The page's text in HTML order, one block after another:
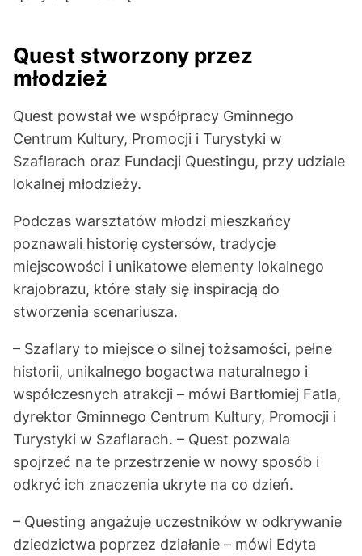
Quest stworzony przez
młodzież
Quest powstał we współpracy Gminnego
Centrum Kultury, Promocji i Turystyki w
Szaflarach oraz Fundacji Questingu, przy udziale
lokalnej młodzieży.
Podczas warsztatów młodzi mieszkańcy
poznawali historię cystersów, tradycje
miejscowości i unikatowe elementy lokalnego
krajobrazu, które stały się inspiracją do
stworzenia scenariusza.
– Szaflary to miejsce o silnej tożsamości, pełne
historii, unikalnego bogactwa naturalnego i
współczesnych atrakcji – mówi Bartłomiej Fatla,
dyrektor Gminnego Centrum Kultury, Promocji i
Turystyki w Szaflarach. – Quest pozwala
spojrzeć na te przestrzenie w nowy sposób i
odkryć ich znaczenia ukryte na co dzień.
– Questing angażuje uczestników w odkrywanie
dziedzictwa poprzez działanie – mówi Edyta